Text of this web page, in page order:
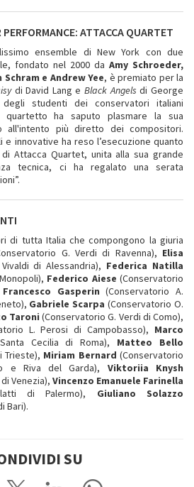
ATTACCA QUARTET
ensemble di New York con due
fondato nel 2000 da Amy Schroeder,
Schram e AndrewYee, è premiato per la
di David Lang eBlack Angelsdi George
studenti dei conservatori italiani
quartetto ha saputo plasmare la sua
all'intento più diretto dei compositori.
e innovative ha reso l’esecuzione quanto
Attacca Quartet, unita alla sua grande
tecnica, ci ha regalato una serata
di tutta Italia che compongono la giuria
G. Verdi di Ravenna), Elisa
di Alessandria), Federica Natilla
Federico Aiese (Conservatorio
Francesco Gasperin (Conservatorio A.
Gabriele Scarpa (Conservatorio O.
Taroni (Conservatorio G. Verdi di Como),
L. Perosi di Campobasso), Marco
Cecilia di Roma), Matteo Bello
Trieste), Miriam Bernard (Conservatorio
e Riva del Garda), Viktoriia Knysh
Venezia), Vincenzo Emanuele Farinella
di Palermo), Giuliano Solazzo
Bari).
SU